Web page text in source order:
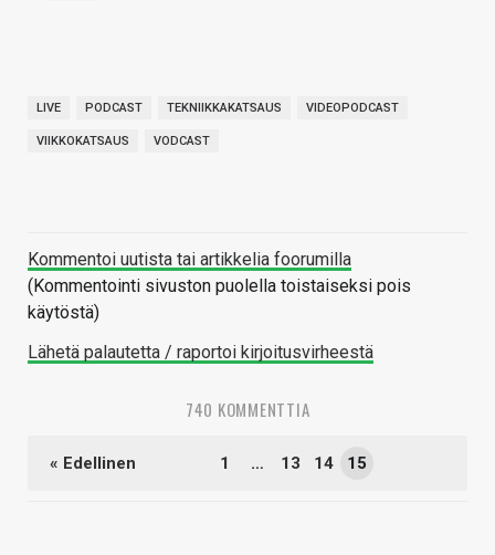
LIVE PODCAST TEKNIIKKAKATSAUS VIDEOPODCAST
VIIKKOKATSAUS VODCAST
Kommentoi uutista tai artikkelia foorumilla
(Kommentointi sivuston puolella toistaiseksi pois
käytöstä)
Lähetä palautetta / raportoi kirjoitusvirheestä
740 KOMMENTTIA
« Edellinen 1 … 13 14 15